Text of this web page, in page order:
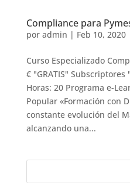
Compliance para
por admin | Feb 10, 2020
Curso Especializado
€ "GRATIS" Subscriptores
Horas: 20 Programa e-
Popular «Formación con
constante evolución del
alcanzando una...